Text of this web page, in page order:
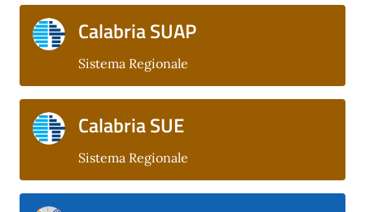
Calabria SUAP
Sistema Regionale
Calabria SUE
Sistema Regionale